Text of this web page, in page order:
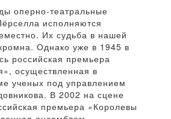
оперно-театральные
исполняются
Их судьба в нашей
Однако уже в 1945 в
российская премьера
осуществленная в
ученых под управлением
В 2002 на сцене
премьера «Королевы